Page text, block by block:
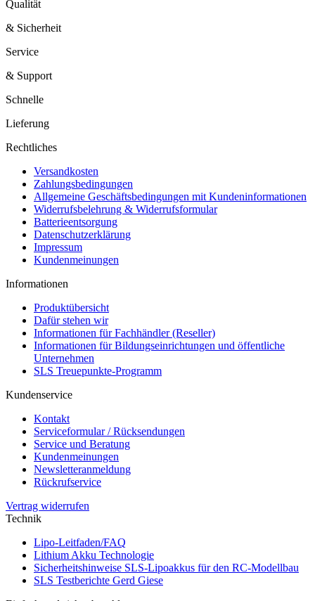
Qualität
& Sicherheit
Service
& Support
Schnelle
Lieferung
Rechtliches
Versandkosten
Zahlungsbedingungen
Allgemeine Geschäftsbedingungen mit Kundeninformationen
Widerrufsbelehrung & Widerrufsformular
Batterieentsorgung
Datenschutzerklärung
Impressum
Kundenmeinungen
Informationen
Produktübersicht
Dafür stehen wir
Informationen für Fachhändler (Reseller)
Informationen für Bildungseinrichtungen und öffentliche
Unternehmen
SLS Treuepunkte-Programm
Kundenservice
Kontakt
Serviceformular / Rücksendungen
Service und Beratung
Kundenmeinungen
Newsletteranmeldung
Rückrufservice
Vertrag widerrufen
Technik
Lipo-Leitfaden/FAQ
Lithium Akku Technologie
Sicherheitshinweise SLS-Lipoakkus für den RC-Modellbau
SLS Testberichte Gerd Giese